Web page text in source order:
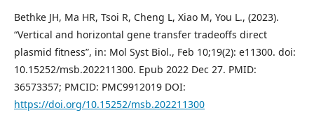
Bethke JH, Ma HR, Tsoi R, Cheng L, Xiao M, You L., (2023).
“Vertical and horizontal gene transfer tradeoffs direct
plasmid fitness”, in: Mol Syst Biol., Feb 10;19(2): e11300. doi:
10.15252/msb.202211300. Epub 2022 Dec 27. PMID:
36573357; PMCID: PMC9912019 DOI:
https://doi.org/10.15252/msb.202211300